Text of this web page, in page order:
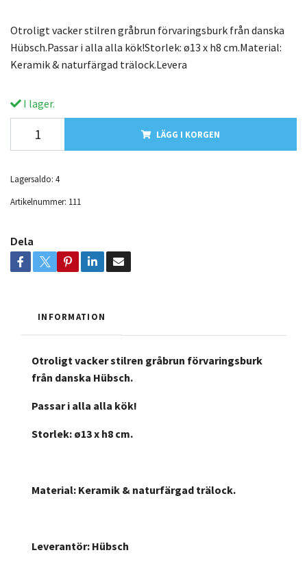
Otroligt vacker stilren gråbrun förvaringsburk från danska
Hübsch.Passar i alla alla kök!Storlek: ø13 x h8 cm.Material:
Keramik & naturfärgad trälock.Levera
I lager.
LÄGG I KORGEN
Lagersaldo: 4
Artikelnummer: 111
Dela
INFORMATION
Otroligt vacker stilren gråbrun förvaringsburk
från danska Hübsch.
Passar i alla alla kök!
Storlek: ø13 x h8 cm.
Material: Keramik & naturfärgad trälock.
Leverantör: Hübsch